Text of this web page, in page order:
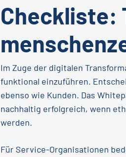
Checkliste:
Im Zuge der digitalen
funktional einzuführen.
ebenso wie Kunden. Das
nachhaltig erfolgreich, wenn
werden.
Für Service-Organisationen